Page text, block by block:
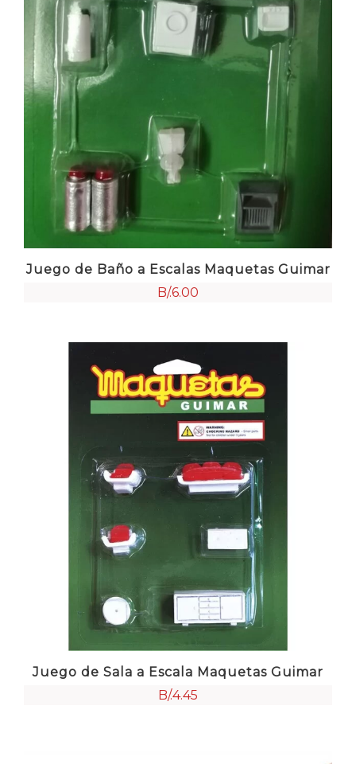
Juego de Baño a Escalas Maquetas Guimar
B/.6.00
Juego de Sala a Escala Maquetas Guimar
B/.4.45